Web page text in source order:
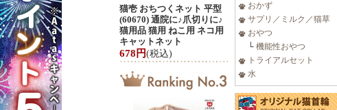
猫壱 おちつくネット 平型
(60670) 通院に♪爪切りに♪
猫用品 猫用 ねこ用 ネコ用
キャットネット
678円(税込)
おかず
サプリ／ミルク／猫草
おやつ
└ 機能性おやつ
トライアルセット
水